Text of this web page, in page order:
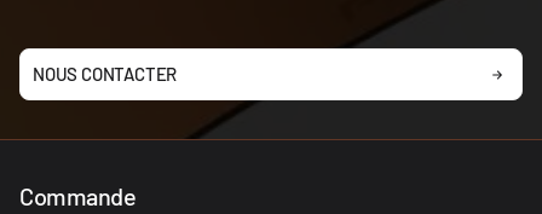
NOUS CONTACTER
Commande